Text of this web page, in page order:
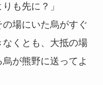
も先に？」
場にいた烏がすぐ
くとも、大抵の場
が熊野に送ってよ